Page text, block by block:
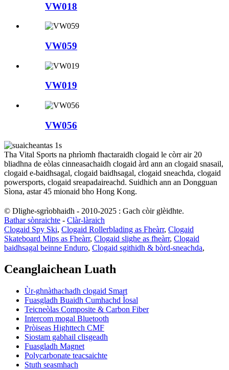
VW018
VW059
VW019
VW056
Tha Vital Sports na phrìomh fhactaraidh clogaid le còrr air 20
bliadhna de eòlas cinneasachaidh clogaid àrd ann an clogaid snasail,
clogaid e-baidhsagal, clogaid baidhsagal, clogaid sneachda, clogaid
powersports, clogaid sreapadaireachd. Suidhich ann an Dongguan
Sìona, astar 45 mionaid bho Hong Kong.
© Dlighe-sgrìobhaidh - 2010-2025 : Gach còir glèidhte.
Bathar sònraichte - Clàr-làraich
Clogaid Spy Ski, Clogaid Rollerblading as Fheàrr, Clogaid
Skateboard Mips as Fheàrr, Clogaid slighe as fheàrr, Clogaid
baidhsagal beinne Enduro, Clogaid sgithidh & bòrd-sneachda,
Ceanglaichean Luath
Ùr-ghnàthachadh clogaid Smart
Fuasgladh Buaidh Cumhachd Ìosal
Teicneòlas Composite & Carbon Fiber
Intercom mogal Bluetooth
Pròiseas Highttech CMF
Siostam gabhail clisgeadh
Fuasgladh Magnet
Polycarbonate teacsaichte
Stuth seasmhach